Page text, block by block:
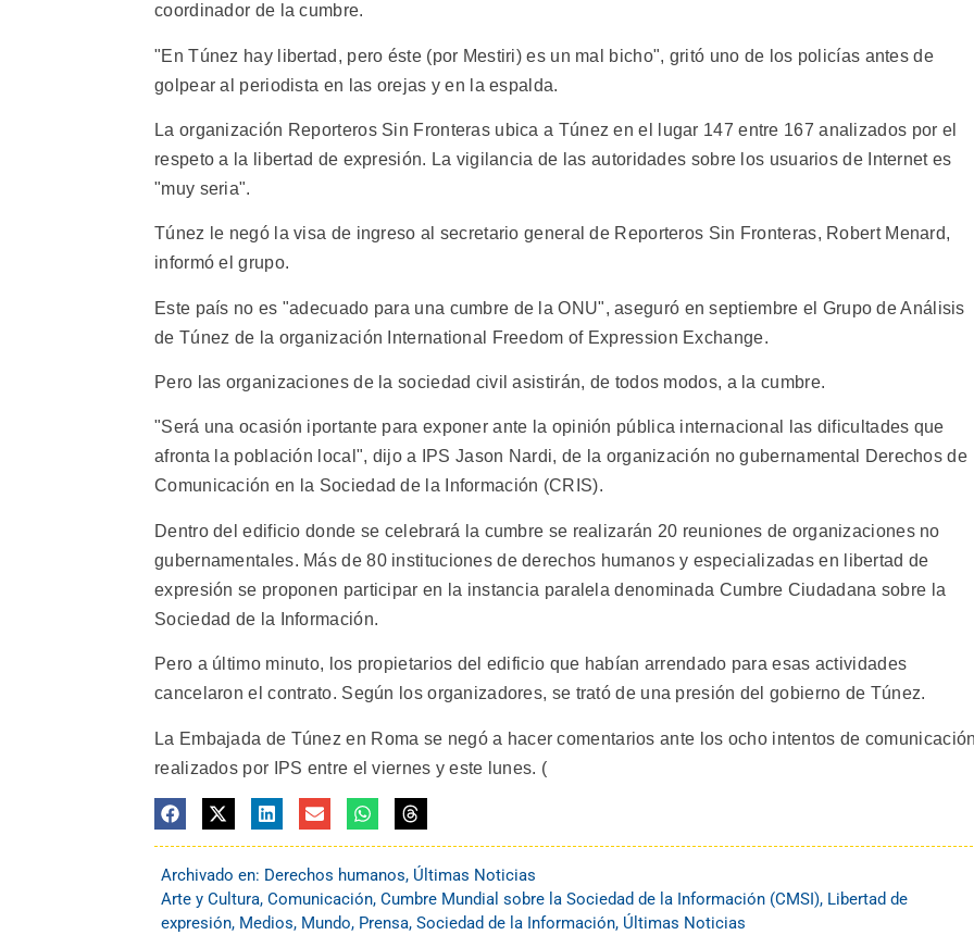
coordinador de la cumbre.
"En Túnez hay libertad, pero éste (por Mestiri) es un mal bicho", gritó uno de los policías antes de
golpear al periodista en las orejas y en la espalda.
La organización Reporteros Sin Fronteras ubica a Túnez en el lugar 147 entre 167 analizados por el
respeto a la libertad de expresión. La vigilancia de las autoridades sobre los usuarios de Internet es
"muy seria".
Túnez le negó la visa de ingreso al secretario general de Reporteros Sin Fronteras, Robert Menard,
informó el grupo.
Este país no es "adecuado para una cumbre de la ONU", aseguró en septiembre el Grupo de Análisis
de Túnez de la organización International Freedom of Expression Exchange.
Pero las organizaciones de la sociedad civil asistirán, de todos modos, a la cumbre.
"Será una ocasión iportante para exponer ante la opinión pública internacional las dificultades que
afronta la población local", dijo a IPS Jason Nardi, de la organización no gubernamental Derechos de
Comunicación en la Sociedad de la Información (CRIS).
Dentro del edificio donde se celebrará la cumbre se realizarán 20 reuniones de organizaciones no
gubernamentales. Más de 80 instituciones de derechos humanos y especializadas en libertad de
expresión se proponen participar en la instancia paralela denominada Cumbre Ciudadana sobre la
Sociedad de la Información.
Pero a último minuto, los propietarios del edificio que habían arrendado para esas actividades
cancelaron el contrato. Según los organizadores, se trató de una presión del gobierno de Túnez.
La Embajada de Túnez en Roma se negó a hacer comentarios ante los ocho intentos de
realizados por IPS entre el viernes y este lunes. (
Archivado en: Derechos humanos, Últimas Noticias
Arte y Cultura, Comunicación, Cumbre Mundial sobre la Sociedad de la Información (CMSI), Libertad de
expresión, Medios, Mundo, Prensa, Sociedad de la Información, Últimas Noticias